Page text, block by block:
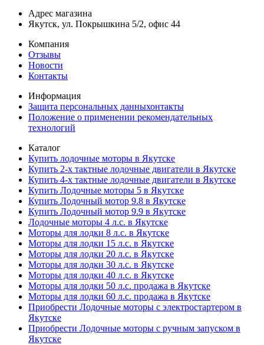
Адрес магазина
Якутск, ул. Покрышкина 5/2, офис 44
Компания
Отзывы
Новости
Контакты
Информация
Защита персональных данныхонтакты
Положение о применении рекомендательных
технологий
Каталог
Купить лодочные моторы в Якутске
Купить 2-х тактные лодочные двигатели в Якутске
Купить 4-х тактные лодочные двигатели в Якутске
Купить Лодочные моторы 5 в Якутске
Купить Лодочный мотор 9.8 в Якутске
Купить Лодочный мотор 9.9 в Якутске
Лодочные моторы 4 л.с. в Якутске
Моторы для лодки 8 л.с. в Якутске
Моторы для лодки 15 л.с. в Якутске
Моторы для лодки 20 л.с. в Якутске
Моторы для лодки 30 л.с. в Якутске
Моторы для лодки 40 л.с. в Якутске
Моторы для лодки 50 л.с. продажа в Якутске
Моторы для лодки 60 л.с. продажа в Якутске
Приобрести Лодочные моторы с электростартером в
Якутске
Приобрести Лодочные моторы с ручным запуском в
Якутске